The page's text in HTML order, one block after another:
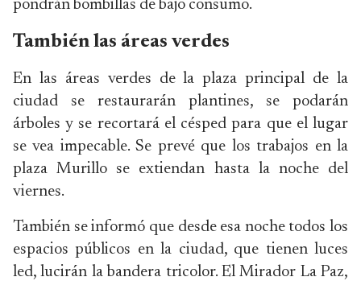
pondrán bombillas de bajo consumo.
También las áreas verdes
En las áreas verdes de la plaza principal de la
ciudad se restaurarán plantines, se podarán
árboles y se recortará el césped para que el lugar
se vea impecable. Se prevé que los trabajos en la
plaza Murillo se extiendan hasta la noche del
viernes.
También se informó que desde esa noche todos los
espacios públicos en la ciudad, que tienen luces
led, lucirán la bandera tricolor. El Mirador La Paz,